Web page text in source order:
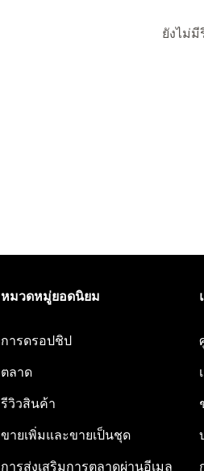
ยังไม่มี
หมวดหมู่ยอดนิยม
การดรอปชิป
ตลาด
รีวิวสินค้า
ขายเพิ่มและขายเป็นชุด
การส่งเสริมการตลาดผ่านอีเมล